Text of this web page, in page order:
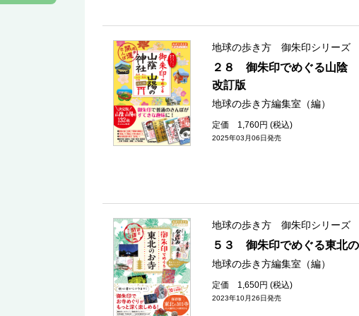
地球の歩き方 御朱印シリーズ
２８ 御朱印でめぐる山
改訂版
地球の歩き方編集室（編）
定価 1,760円 (税込)
2025年03月06日発売
地球の歩き方 御朱印シリーズ
５３ 御朱印でめぐる東北
地球の歩き方編集室（編）
定価 1,650円 (税込)
2023年10月26日発売